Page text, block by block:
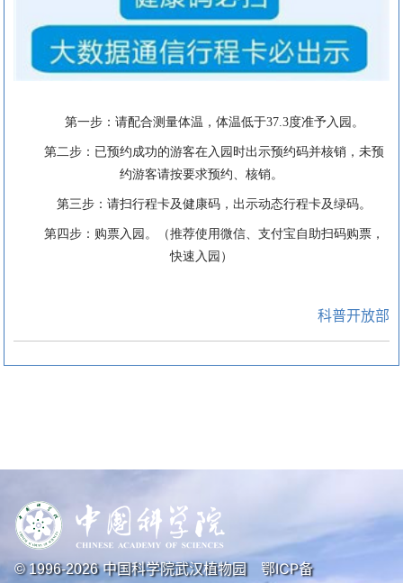
第一步：请配合测量体温，体温低于37.3度准予入园。
第二步：已预约成功的游客在入园时出示预约码并核销，未预
约游客请按要求预约、核销。
第三步：请扫行程卡及健康码，出示动态行程卡及绿码。
第四步：购票入园。（推荐使用微信、支付宝自助扫码购票，
快速入园）
科普开放部
© 1996-2026中国科学院武汉植物园 鄂ICP备